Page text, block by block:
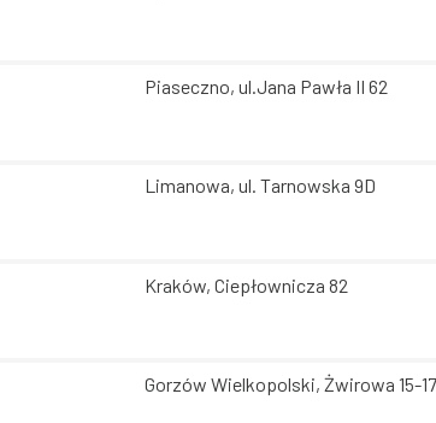
Piaseczno, ul.Jana Pawła II 62
Limanowa, ul. Tarnowska 9D
Kraków, Ciepłownicza 82
Gorzów Wielkopolski, Żwirowa 15-17